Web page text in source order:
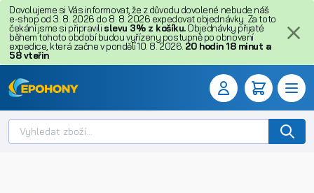
Dovolujeme si Vás informovat, že z důvodu dovolené nebude náš
e-shop od 3. 8. 2026 do 8. 8. 2026 expedovat objednávky. Za toto
čekání jsme si připravili slevu 3% z košíku.Objednávky přijaté
během tohoto období budou vyřízeny postupně po obnovení
expedice, která začne v pondělí 10. 8. 2026. 20 hodin 18 minut a
57 vteřin